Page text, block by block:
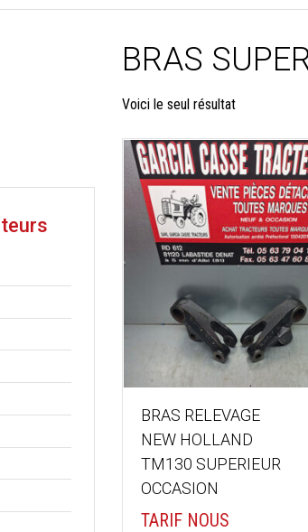
BRAS
Voici le seul résultat
BRAS RELEVAGE
NEW HOLLAND
TM130 SUPERIEUR
OCCASION
TARIF NOUS